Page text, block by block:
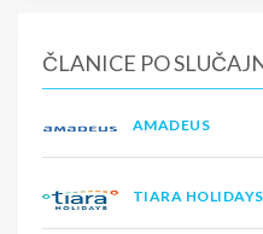
ČLANICE PO
AMADEUS
TIARA HOLIDAYS